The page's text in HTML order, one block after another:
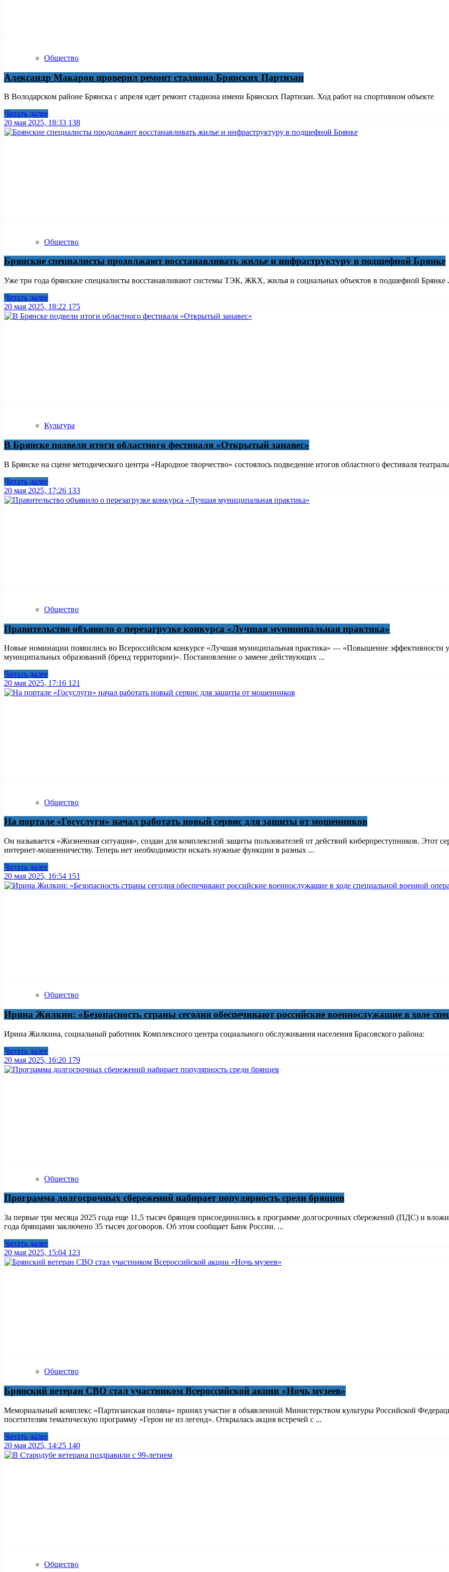
Общество
Александр Макаров проверил ремонт стадиона Брянских Партизан
В Володарском районе Брянска с апреля идет ремонт стадиона имени Брянских Партизан. Ход работ на спортивном объекте
Читать далее
20 мая 2025, 18:33 138
Общество
Брянские специалисты продолжают восстанавливать жилье и инфраструктуру в подшефной Брянке
Уже три года брянские специалисты восстанавливают системы ТЭК, ЖКХ, жилья и социальных объектов в подшефной
Читать далее
20 мая 2025, 18:22 175
Культура
В Брянске подвели итоги областного фестиваля «Открытый занавес»
В Брянске на сцене методического центра «Народное творчество» состоялось подведение итогов областного фестиваля
Читать далее
20 мая 2025, 17:26 133
Общество
Правительство объявило о перезагрузке конкурса «Лучшая муниципальная практика»
Новые номинации появились во Всероссийском конкурсе «Лучшая муниципальная практика» — «Повышение эффективности
муниципальных образований (бренд территории)». Постановление о замене действующих ...
Читать далее
20 мая 2025, 17:16 121
Общество
На портале «Госуслуги» начал работать новый сервис для защиты от мошенников
Он называется «Жизненная ситуация», создан для комплексной защиты пользователей от действий киберпреступников. Этот
интернет-мошенничеству. Теперь нет необходимости искать нужные функции в разных ...
Читать далее
20 мая 2025, 16:54 151
Общество
Ирина Жилкин: «Безопасность страны сегодня обеспечивают российские военнослужащие в ходе
Ирина Жилкина, социальный работник Комплексного центра социального обслуживания населения Брасовского района:
Читать далее
20 мая 2025, 16:20 179
Общество
Программа долгосрочных сбережений набирает популярность среди брянцев
За первые три месяца 2025 года еще 11,5 тысяч брянцев присоединились к программе долгосрочных сбережений (ПДС) и
года брянцами заключено 35 тысяч договоров. Об этом сообщает Банк России. ...
Читать далее
20 мая 2025, 15:04 123
Общество
Брянский ветеран СВО стал участником Всероссийской акции «Ночь музеев»
Мемориальный комплекс «Партизанская поляна» принял участие в объявленной Министерством культуры Российской
посетителям тематическую программу «Герои не из легенд». Открылась акция встречей с ...
Читать далее
20 мая 2025, 14:25 140
Общество